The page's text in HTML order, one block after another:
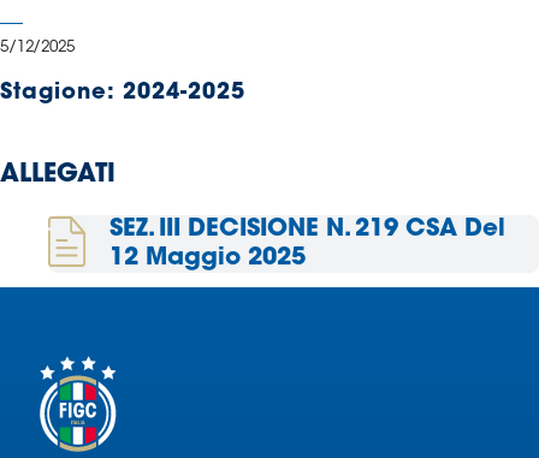
del
Calcio
partner
nazionali
Assicurazione
Whistleblowing
5/12/2025
Stagione: 2024-2025
ALLEGATI
SEZ. III DECISIONE N. 219 CSA Del
12 Maggio 2025